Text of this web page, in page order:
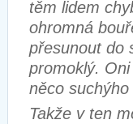
těm lidem
ohromná
přesunout do
promoklý.
něco
Takže v ten